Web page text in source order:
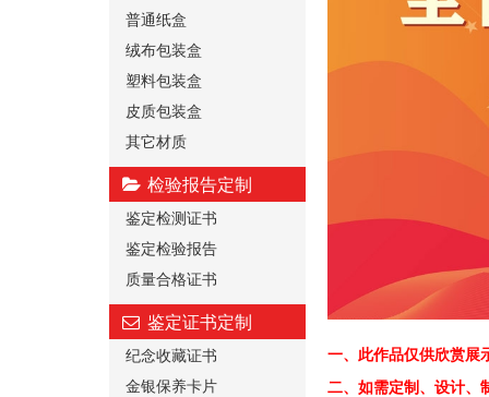
普通纸盒
绒布包装盒
塑料包装盒
皮质包装盒
其它材质
检验报告定制
鉴定检测证书
鉴定检验报告
质量合格证书
鉴定证书定制
纪念收藏证书
金银保养卡片
一、 此作品仅供欣赏展
二、 如需定制、设计、